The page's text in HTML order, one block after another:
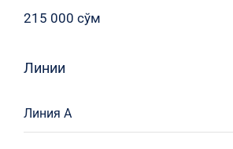
215 000 сўм
Линии
Линия А